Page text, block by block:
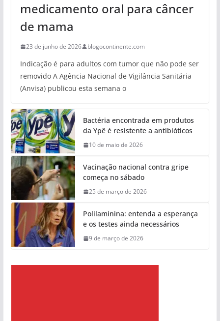
medicamento oral para câncer
de mama
23 de junho de 2026 blogocontinente.com
Indicação é para adultos com tumor que não pode ser
removido A Agência Nacional de Vigilância Sanitária
(Anvisa) publicou esta semana o
Bactéria encontrada em produtos
da Ypê é resistente a antibióticos
10 de maio de 2026
Vacinação nacional contra gripe
começa no sábado
25 de março de 2026
Polilaminina: entenda a esperança
e os testes ainda necessários
9 de março de 2026